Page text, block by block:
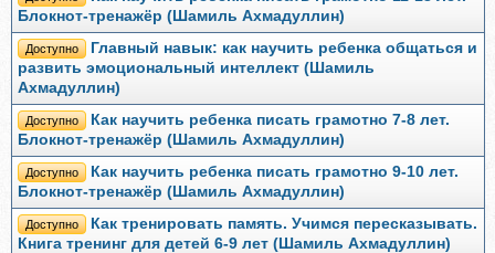
Блокнот-тренажёр (Шамиль Ахмадуллин)
Доступно
Главный навык: как научить ребенка общаться и
развить эмоциональный интеллект (Шамиль
Ахмадуллин)
Доступно
Как научить ребенка писать грамотно 7-8 лет.
Блокнот-тренажёр (Шамиль Ахмадуллин)
Доступно
Как научить ребенка писать грамотно 9-10 лет.
Блокнот-тренажёр (Шамиль Ахмадуллин)
Доступно
Как тренировать память. Учимся пересказывать.
Книга тренинг для детей 6-9 лет (Шамиль Ахмадуллин)